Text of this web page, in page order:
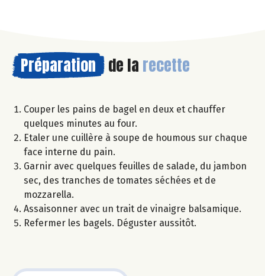
Préparation de la recette
Couper les pains de bagel en deux et chauffer
quelques minutes au four.
Etaler une cuillère à soupe de houmous sur chaque
face interne du pain.
Garnir avec quelques feuilles de salade, du jambon
sec, des tranches de tomates séchées et de
mozzarella.
Assaisonner avec un trait de vinaigre balsamique.
Refermer les bagels. Déguster aussitôt.